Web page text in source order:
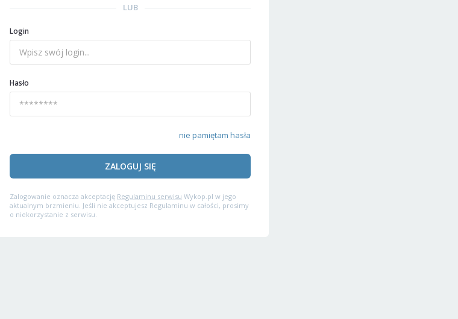
LUB
Login
Hasło
nie pamiętam hasła
ZALOGUJ SIĘ
Zalogowanie oznacza akceptację Regulaminu serwisu Wykop.pl w jego
aktualnym brzmieniu. Jeśli nie akceptujesz Regulaminu w całości, prosimy
o niekorzystanie z serwisu.